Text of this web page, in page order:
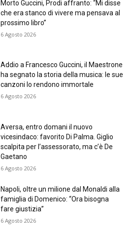
Morto Guccini, Prodi affranto: “Mi disse
che era stanco di vivere ma pensava al
prossimo libro”
6 Agosto 2026
Addio a Francesco Guccini, il Maestrone
ha segnato la storia della musica: le sue
canzoni lo rendono immortale
6 Agosto 2026
Aversa, entro domani il nuovo
vicesindaco: favorito Di Palma. Giglio
scalpita per l’assessorato, ma c’è De
Gaetano
6 Agosto 2026
Napoli, oltre un milione dal Monaldi alla
famiglia di Domenico: “Ora bisogna
fare giustizia”
6 Agosto 2026